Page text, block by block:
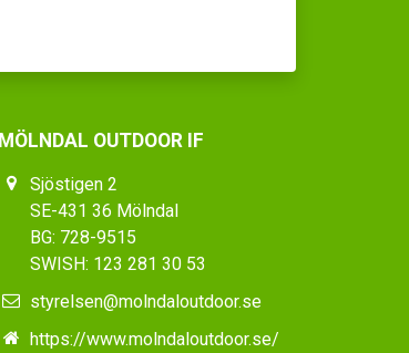
MÖLNDAL OUTDOOR IF
Sjöstigen 2
SE-431 36 Mölndal
BG: 728-9515
SWISH: 123 281 30 53
styrelsen@molndaloutdoor.se
https://www.molndaloutdoor.se/